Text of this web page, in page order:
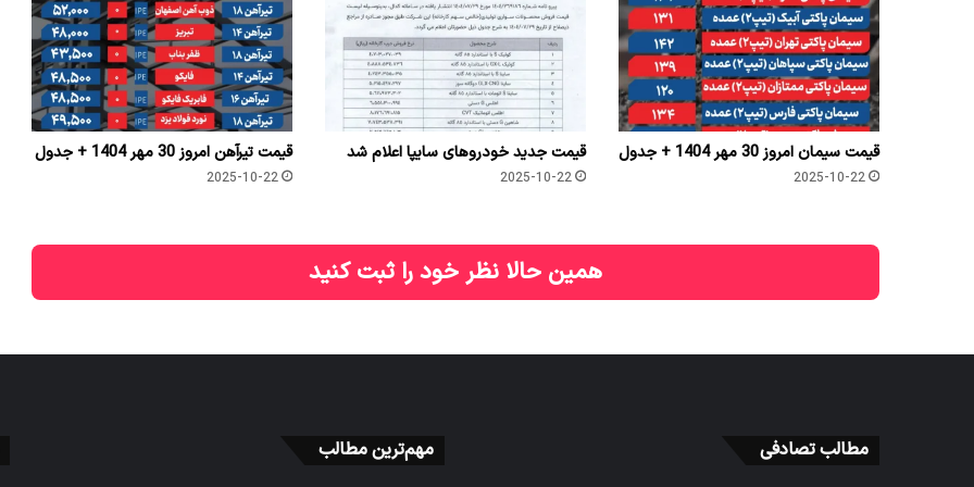
قیمت سیمان امروز 30 مهر 1404 + جدول
2025-10-22
قیمت جدید خودروهای سایپا اعلام شد
2025-10-22
قیمت تیرآهن امروز 30 مهر 1404 + جدول
2025-10-22
همین حالا نظر خود را ثبت کنید
مطالب تصادفی مهم‌ترین مطالب